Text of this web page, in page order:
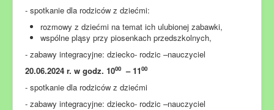
- spotkanie dla rodziców z dziećmi:
rozmowy z dziećmi na temat ich ulubionej zabawki,
wspólne pląsy przy piosenkach przedszkolnych,
- zabawy integracyjne: dziecko- rodzic –nauczyciel
20.06.2024 r. w godz. 1000 – 1100
- spotkanie dla rodziców z dziećmi
- zabawy integracyjne: dziecko- rodzic –nauczyciel